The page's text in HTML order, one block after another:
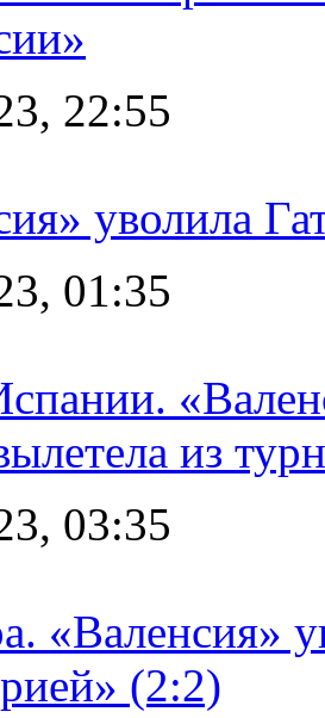
22:55
уволила
01:35
из
03:35
«Валенсия»
(2:2)